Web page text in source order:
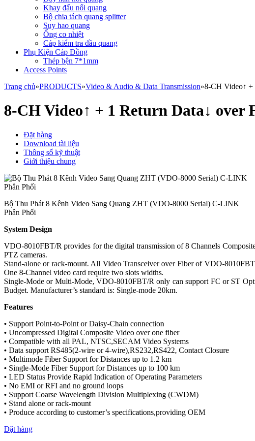
Khay đấu nối quang
Bộ chia tách quang splitter
Suy hao quang
Ống co nhiệt
Cáp kiểm tra đầu quang
Phụ Kiện Cáp Đồng
Thép bện 7*1mm
Access Points
Trang chủ»PRODUCTS»Video & Audio & Data Transmission»8-CH Video↑ +
8-CH Video↑ + 1 Return Data↓
Đặt hàng
Download tài liệu
Thông số kỹ thuật
Giới thiệu chung
Bộ Thu Phát 8 Kênh Video Sang Quang ZHT (VDO-8000 Serial) C-LINK
Phân Phối
System Design
VDO-8010FBT/R provides for the digital transmission of 8 Channels
PTZ cameras.
Stand-alone or rack-mount. All Video Transceiver over Fiber of VDO-
One 8-Channel video card require two slots widths.
Single-Mode or Multi-Mode, VDO-8010FBT/R only can support FC or ST
Budget. Manufacturer’s standard is: Single-mode 20km.
Features
• Support Point-to-Point or Daisy-Chain connection
• Uncompressed Digital Composite Video over one fiber
• Compatible with all PAL, NTSC,SECAM Video Systems
• Data support RS485(2-wire or 4-wire),RS232,RS422, Contact Closure
• Multimode Fiber Support for Distances up to 1.2 km
• Single-Mode Fiber Support for Distances up to 100 km
• LED Status Provide Rapid Indication of Operating Parameters
• No EMI or RFI and no ground loops
• Support Coarse Wavelength Division Multiplexing (CWDM)
• Stand alone or rack-mount
• Produce according to customer’s specifications,providing OEM
Đặt hàng